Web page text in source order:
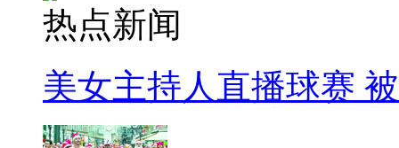
热点新闻
美女主持人直播球赛